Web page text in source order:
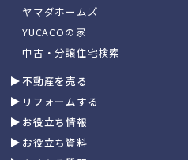
ヤマダホームズ
YUCACOの家
中古・分譲住宅検索
不動産を売る
リフォームする
お役立ち情報
お役立ち資料